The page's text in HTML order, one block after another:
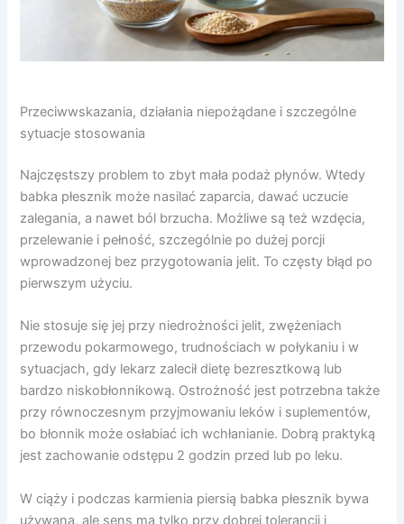
Przeciwwskazania, działania niepożądane i szczególne
sytuacje stosowania
Najczęstszy problem to zbyt mała podaż płynów. Wtedy
babka płesznik może nasilać zaparcia, dawać uczucie
zalegania, a nawet ból brzucha. Możliwe są też wzdęcia,
przelewanie i pełność, szczególnie po dużej porcji
wprowadzonej bez przygotowania jelit. To częsty błąd po
pierwszym użyciu.
Nie stosuje się jej przy niedrożności jelit, zwężeniach
przewodu pokarmowego, trudnościach w połykaniu i w
sytuacjach, gdy lekarz zalecił dietę bezresztkową lub
bardzo niskobłonnikową. Ostrożność jest potrzebna także
przy równoczesnym przyjmowaniu leków i suplementów,
bo błonnik może osłabiać ich wchłanianie. Dobrą praktyką
jest zachowanie odstępu 2 godzin przed lub po leku.
W ciąży i podczas karmienia piersią babka płesznik bywa
używana, ale sens ma tylko przy dobrej tolerancji i